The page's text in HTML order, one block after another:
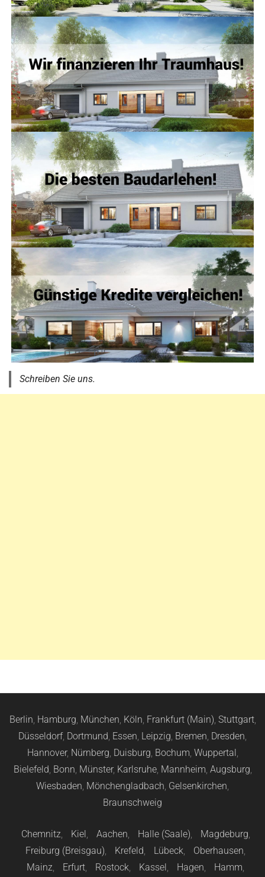
Schreiben Sie uns.
Berlin, Hamburg, München, Köln, Frankfurt (Main), Stuttgart,
Düsseldorf, Dortmund, Essen, Leipzig, Bremen, Dresden,
Hannover, Nürnberg, Duisburg, Bochum, Wuppertal,
Bielefeld, Bonn, Münster, Karlsruhe, Mannheim, Augsburg,
Wiesbaden, Mönchengladbach, Gelsenkirchen,
Braunschweig
Chemnitz, Kiel, Aachen, Halle (Saale), Magdeburg,
Freiburg (Breisgau), Krefeld, Lübeck, Oberhausen,
Mainz, Erfurt, Rostock, Kassel, Hagen, Hamm,